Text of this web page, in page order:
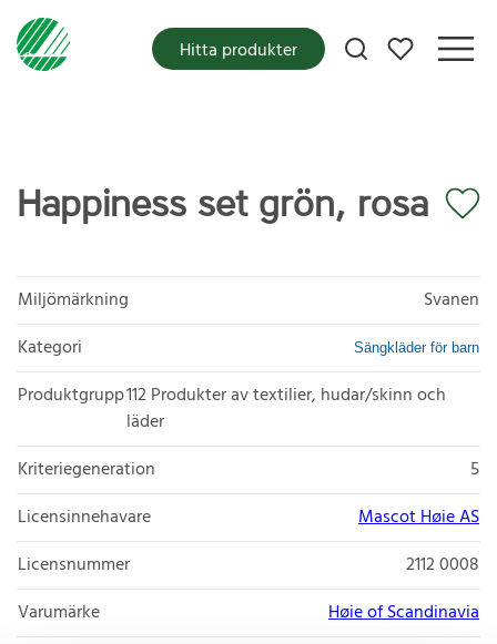
Mina favoriter
Hitta produkter
Happiness set grön, rosa
Miljömärkning
Svanen
Kategori
Sängkläder för barn
Produktgrupp112 Produkter av textilier, hudar/skinn och
läder
Kriteriegeneration
5
Licensinnehavare
Mascot Høie AS
Licensnummer
2112 0008
Varumärke
Høie of Scandinavia